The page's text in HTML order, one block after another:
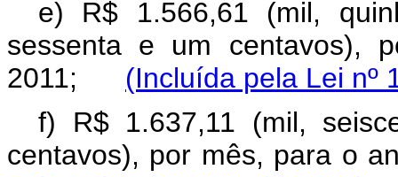
e) R$ 1.566,61 (mil,
sessenta e um centavos),
2011; (Incluída pela Lei nº
f) R$ 1.637,11 (mil,
centavos), por mês, para